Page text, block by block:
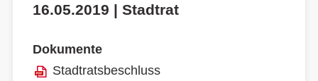
16.05.2019 | Stadtrat
Dokumente
Stadtratsbeschluss